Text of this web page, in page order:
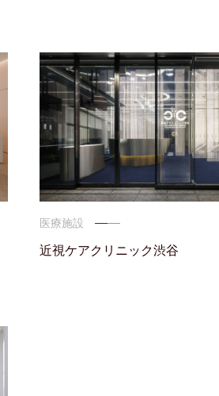
医療施設
近視ケアクリニック渋谷